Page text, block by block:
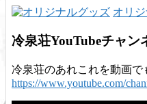
オリ
冷泉荘YouTubeチャン
冷泉荘のあれこれを動画で
https://www.youtube.com/